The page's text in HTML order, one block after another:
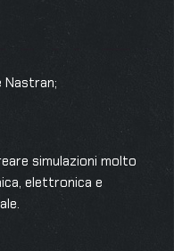
Nastran;
simulazioni molto
elettronica e